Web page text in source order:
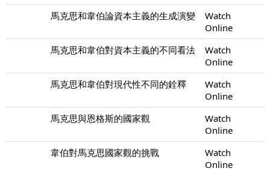
馬克思和韋伯論資本主義的生成演變
Watch
Online
馬克思和韋伯對資本主義的不同看法
Watch
Online
馬克思和韋伯對現代性不同的銓釋
Watch
Online
馬克思與恩格斯的國家觀
Watch
Online
韋伯對馬克思國家觀的挑戰
Watch
Online